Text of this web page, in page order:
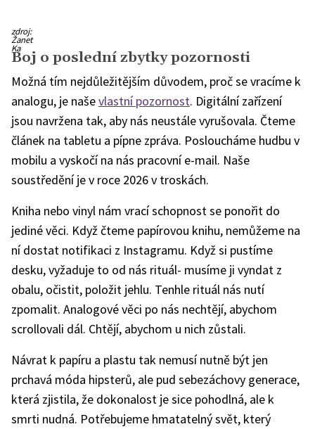
zdroj:
Žanet
Ka
Boj o poslední zbytky pozornosti
Možná tím nejdůležitějším důvodem, proč se vracíme k
analogu, je naševlastní pozornost. Digitální zařízení
jsou navržena tak, aby nás neustále vyrušovala. Čteme
článek na tabletu a pípne zpráva. Posloucháme hudbu v
mobilu a vyskočí na nás pracovní e-mail. Naše
soustředění je v roce 2026 v troskách.
Kniha nebo vinyl nám vrací schopnost se ponořit do
jediné věci. Když čteme papírovou knihu, nemůžeme na
ní dostat notifikaci z Instagramu. Když si pustíme
desku, vyžaduje to od nás rituál- musíme ji vyndat z
obalu, očistit, položit jehlu. Tenhle rituál nás nutí
zpomalit. Analogové věci po nás nechtějí, abychom
scrollovali dál. Chtějí, abychom u nich zůstali.
Návrat k papíru a plastu tak nemusí nutně být jen
prchavá móda hipsterů, ale pud sebezáchovy generace,
která zjistila, že dokonalost je sice pohodlná, ale k
smrti nudná. Potřebujeme hmatatelný svět, který